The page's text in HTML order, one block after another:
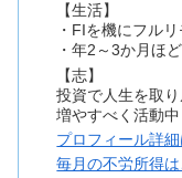
【生活】
・FIを機にフル
・年2～3か月ほ
【志】
投資で人生を取
増やすべく活動中
プロフィール詳
毎月の不労所得は